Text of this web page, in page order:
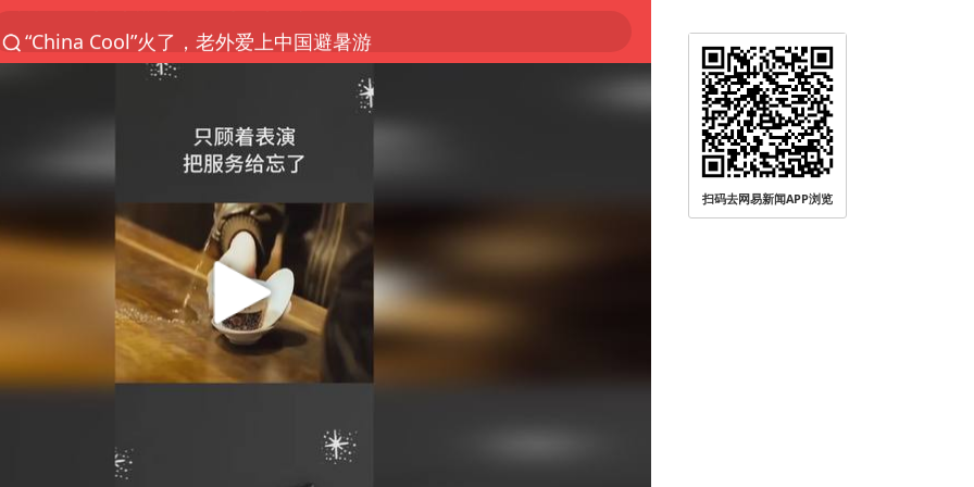
“China Cool”火了，老外爱上中国避暑游
香港宏福苑火灾或由烟头引起
伊斯兰版北约来了吗
四川宜宾3.4级地震
网约车司机充电时猝死保险拒赔
陕西柞水泥石流已致2死 仍有1人失联
泰国初中生饮弹自尽前开了26枪
多所高校取消艺考
店主称换“青海拉面”招牌后生意更好
扫码去网易新闻APP浏览